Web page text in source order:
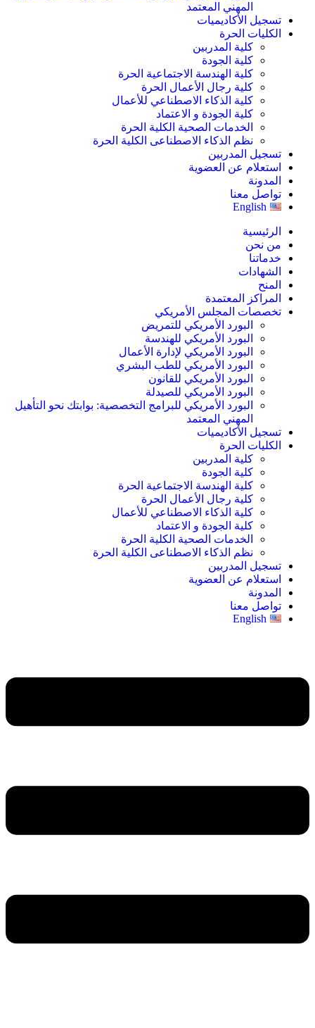
المهني المعتمد
تسجيل الأكاديميات
الكليات الحرة
كلية المدربين
كلية الجودة
كلية الهندسة الاجتماعية الحرة
كلية رجال الأعمال الحرة
كلية الذكاء الاصطناعي للأعمال
كلية الجودة و الاعتماد
الخدمات الصحية الكلية الحرة
نظم الذكاء الاصطناعى الكلية الحرة
تسجيل المدربين
استعلام عن العضوية
المدونة
تواصل معنا
English
الرئيسية
من نحن
خدماتنا
الشهادات
المنح
المراكز المعتمدة
تخصصات المجلس الأمريكي
البورد الأمريكي للتمريض
البورد الأمريكي للهندسة
البورد الأمريكي لإدارة الأعمال
البورد الأمريكي للطب البشري
البورد الأمريكي للقانون
البورد الأمريكي للصيدلة
البورد الأمريكي للبرامج التخصصية: بوابتك نحو التأهيل
المهني المعتمد
تسجيل الأكاديميات
الكليات الحرة
كلية المدربين
كلية الجودة
كلية الهندسة الاجتماعية الحرة
كلية رجال الأعمال الحرة
كلية الذكاء الاصطناعي للأعمال
كلية الجودة و الاعتماد
الخدمات الصحية الكلية الحرة
نظم الذكاء الاصطناعى الكلية الحرة
تسجيل المدربين
استعلام عن العضوية
المدونة
تواصل معنا
English